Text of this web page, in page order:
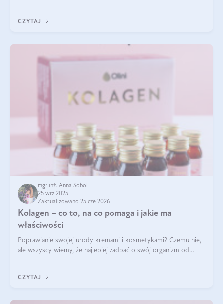
CZYTAJ
mgr inż. Anna Sobol
25 wrz 2025
Zaktualizowano 25 cze 2026
Kolagen – co to, na co pomaga i jakie ma
właściwości
Poprawianie swojej urody kremami i kosmetykami? Czemu nie,
ale wszyscy wiemy, że najlepiej zadbać o swój organizm od
wysokiej jakości suplem
CZYTAJ